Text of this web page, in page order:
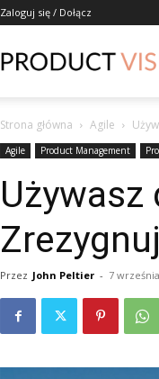
Zaloguj się / Dołącz
Strona główna Agile
Agile Product Management
Przez John Peltier - 7